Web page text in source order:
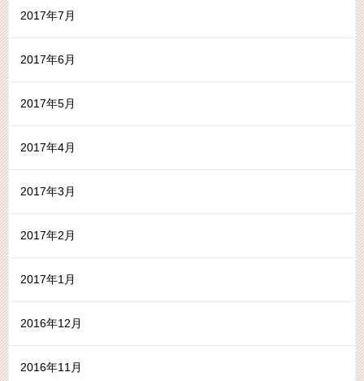
2017年7月
2017年6月
2017年5月
2017年4月
2017年3月
2017年2月
2017年1月
2016年12月
2016年11月